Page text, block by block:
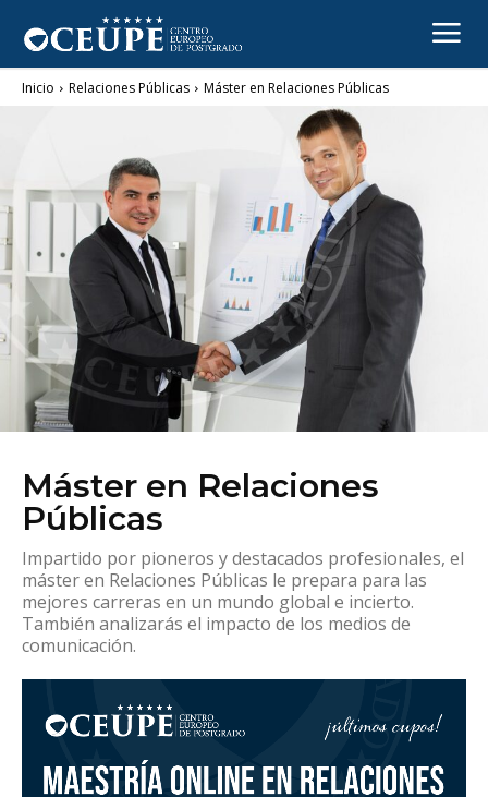
Inicio Relaciones Públicas Máster en Relaciones Públicas
Máster en Relaciones
Públicas
Impartido por pioneros y destacados profesionales, el
máster en Relaciones Públicas le prepara para las
mejores carreras en un mundo global e incierto.
También analizarás el impacto de los medios de
comunicación.